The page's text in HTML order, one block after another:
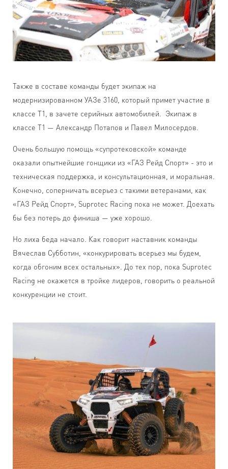
Также в составе команды будет экипаж на
модернизированном УАЗе 3160, который примет участие в
классе Т1, в зачете серийных автомобилей. Экипаж в
классе Т1 — Александр Потапов и Павел Милосердов.
Очень большую помощь «супротековской» команде
оказали опытнейшие гонщики из «ГАЗ Рейд Спорт» - это и
техническая поддержка, и консультационная, и моральная.
Конечно, соперничать всерьез с такими ветеранами, как
«ГАЗ Рейд Спорт», Suprotec Racing пока не может. Доехать
бы без потерь до финиша — уже хорошо.
Но лиха беда начало. Как говорит наставник команды
Вячеслав Субботин, «конкурировать всерьез мы будем,
когда обгоним всех остальных». До тех пор, пока Suprotec
Racing не окажется в тройке лидеров, говорить о реальной
конкуренции не стоит.